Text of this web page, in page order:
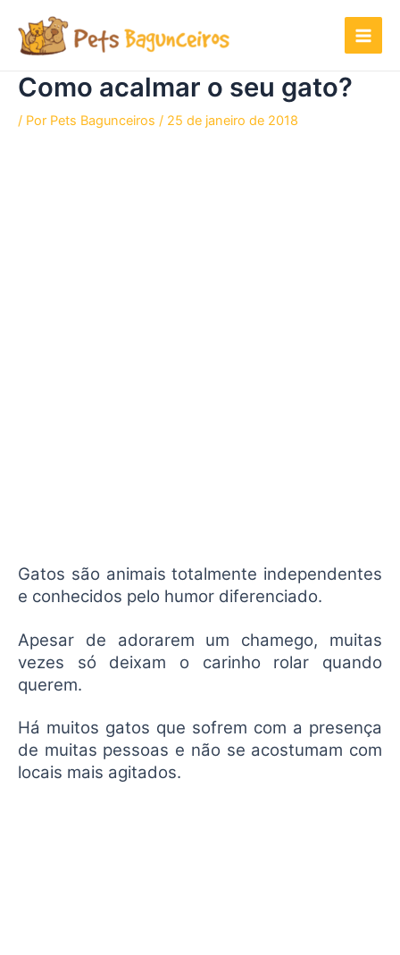
para
conteúdo
Como acalmar o seu gato?
/ Por Pets Bagunceiros / 25 de janeiro de 2018
Gatos são animais totalmente independentes
e conhecidos pelo humor diferenciado.
Apesar de adorarem um chamego, muitas
vezes só deixam o carinho rolar quando
querem.
Há muitos gatos que sofrem com a presença
de muitas pessoas e não se acostumam com
locais mais agitados.